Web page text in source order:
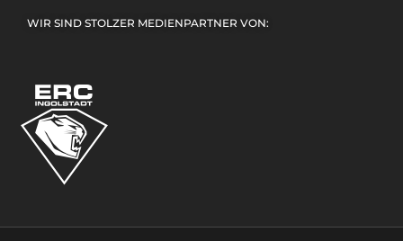
WIR SIND STOLZER MEDIENPARTNER VON: